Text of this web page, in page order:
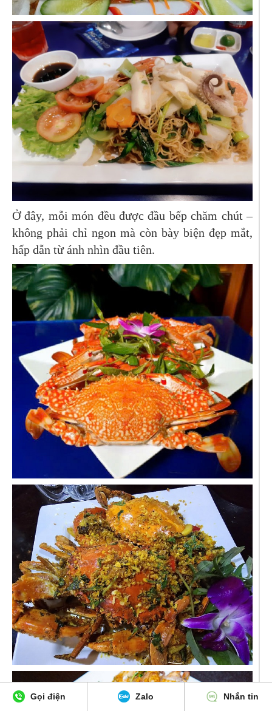
Ở đây, mỗi món đều được đầu bếp chăm chút –
không phải chỉ ngon mà còn bày biện đẹp mắt,
hấp dẫn từ ánh nhìn đầu tiên.
Gọi điện Zalo Nhắn tin